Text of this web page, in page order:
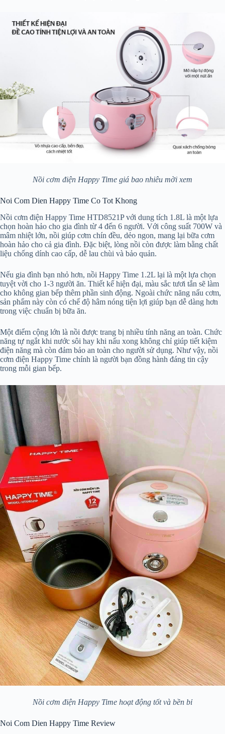
Nồi cơm điện Happy Time giá bao nhiêu mời xem
Noi Com Dien Happy Time Co Tot Khong
Nồi cơm điện Happy Time HTD8521P với dung tích 1.8L là một lựa
chọn hoàn hảo cho gia đình từ 4 đến 6 người. Với công suất 700W và
mâm nhiệt lớn, nồi giúp cơm chín đều, dẻo ngon, mang lại bữa cơm
hoàn hảo cho cả gia đình. Đặc biệt, lòng nồi còn được làm bằng chất
liệu chống dính cao cấp, dễ lau chùi và bảo quản.
Nếu gia đình bạn nhỏ hơn, nồi Happy Time 1.2L lại là một lựa chọn
tuyệt vời cho 1-3 người ăn. Thiết kế hiện đại, màu sắc tươi tắn sẽ làm
cho không gian bếp thêm phần sinh động. Ngoài chức năng nấu cơm,
sản phẩm này còn có chế độ hâm nóng tiện lợi giúp bạn dễ dàng hơn
trong việc chuẩn bị bữa ăn.
Một điểm cộng lớn là nồi được trang bị nhiều tính năng an toàn. Chức
năng tự ngắt khi nước sôi hay khi nấu xong không chỉ giúp tiết kiệm
điện năng mà còn đảm bảo an toàn cho người sử dụng. Như vậy, nồi
cơm điện Happy Time chính là người bạn đồng hành đáng tin cậy
trong mỗi gian bếp.
Nồi cơm điện Happy Time hoạt động tốt và bền bỉ
Noi Com Dien Happy Time Review